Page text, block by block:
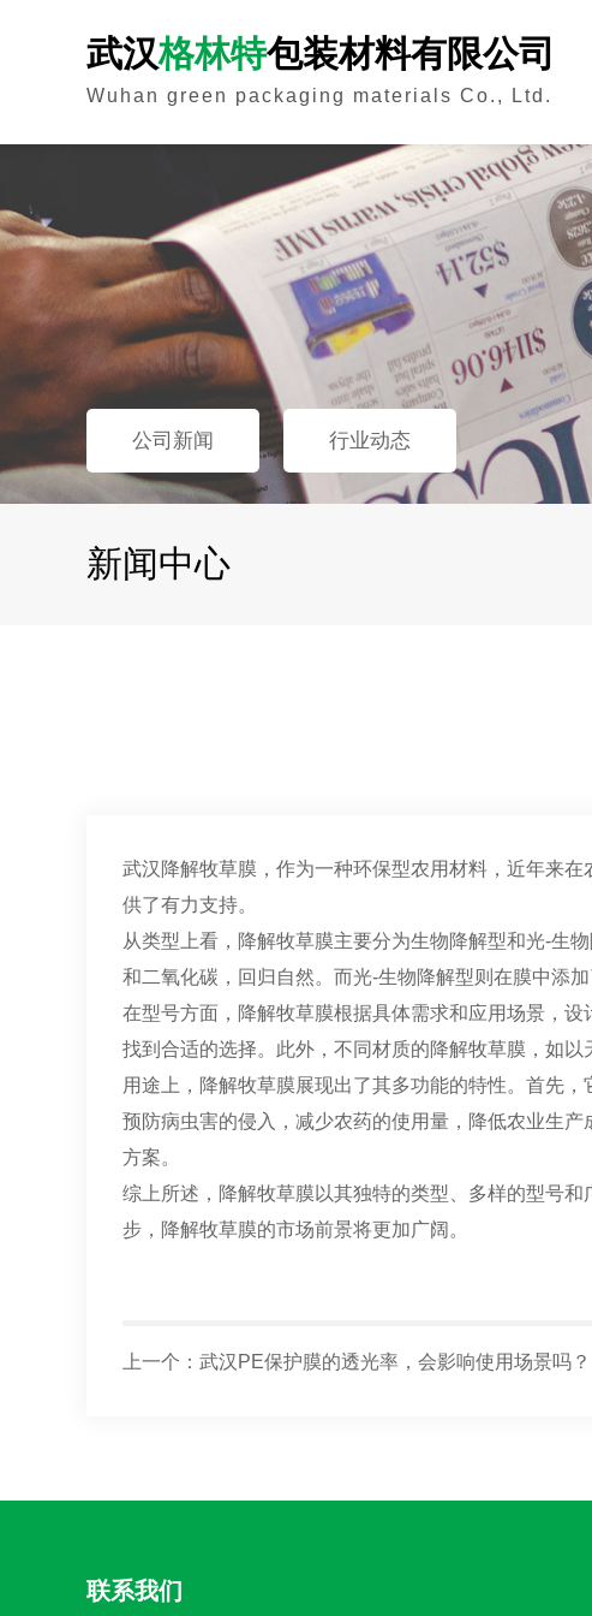
武汉格林特包装材料有限公司
Wuhan green packaging materials Co., Ltd.
公司新闻 行业动态
新闻中心
武汉降解牧草膜 ，作为一种环保型农用材料，近年来
供了有力支持。
从类型上看，降解牧草膜主要分为生物降解型和光-生
和二氧化碳，回归自然。而光-生物降解型则在膜中添
在型号方面，降解牧草膜根据具体需求和应用场景，
找到合适的选择。此外，不同材质的降解牧草膜，如
用途上，降解牧草膜展现出了其多功能的特性。首先
预防病虫害的侵入，减少农药的使用量，降低农业生
方案。
综上所述，降解牧草膜以其独特的类型、多样的型号
步，降解牧草膜的市场前景将更加广阔。
上一个： 武汉PE保护膜的透光率，会影响使用场景吗？
联系我们